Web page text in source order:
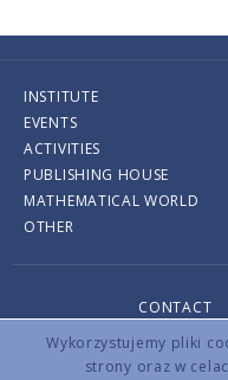
Wykorzystujemy pliki
strony oraz w
INSTITUTE
EVENTS
ACTIVITIES
PUBLISHING HOUSE
MATHEMATICAL WORLD
OTHER
CONTACT
Copyright © 2026